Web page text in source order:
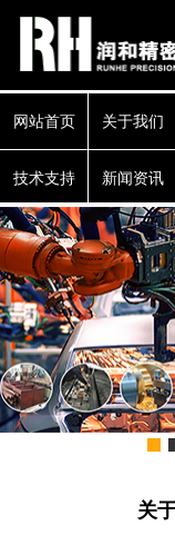
网站首页 关于我们
技术支持 新闻资讯
关